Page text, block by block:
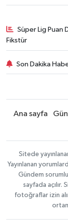
Süper Lig Puan
Fikstür
Son Dakika
Ana sayfa
Sitede
Yayınlanan
Gündem
sayfada açılır.
fotoğraflar izin